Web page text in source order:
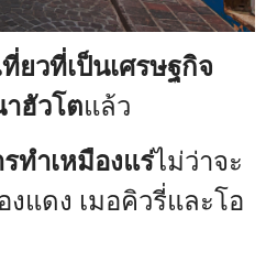
ที่ยวที่เป็นเศรษฐกิจ
ฮัวโตแล้ว
ทำเหมืองแร่ไม่ว่าจะ
งแดง เมอคิวรี่และโอ